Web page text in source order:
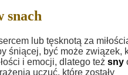
snach
lub tęsknotą za
śniącej, być może związek,
i emocji, dlatego też sny
uczuć, które zostały